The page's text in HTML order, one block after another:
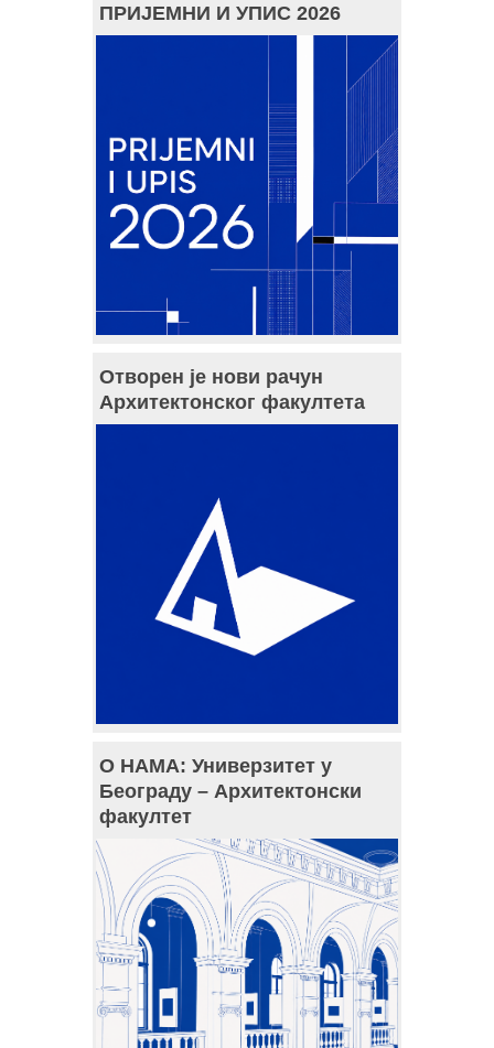
ПРИЈЕМНИ И УПИС 2026
Отворен је нови рачун
Архитектонског факултета
О НАМА: Универзитет у
Београду – Архитектонски
факултет